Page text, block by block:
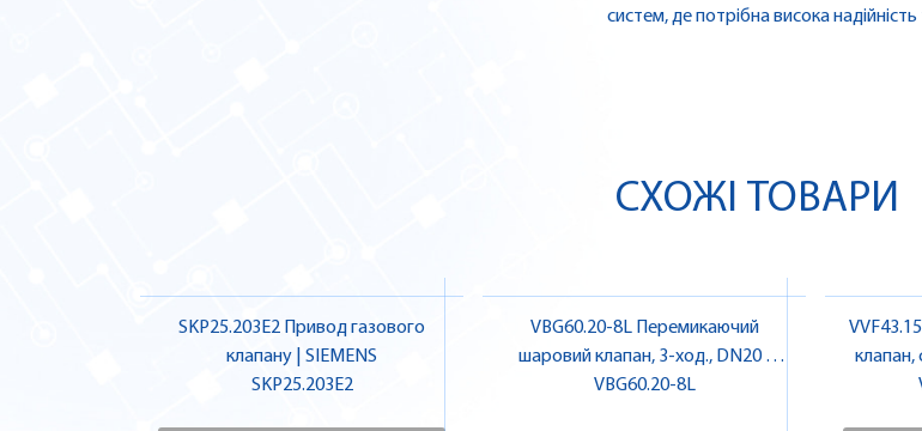
систем, де потрібна висока
СХОЖІ ТОВАРИ
SKP25.203E2 Привод газового
клапану | SIEMENS
SKP25.203E2
VBG60.20-8L Перемикаючий
шаровий клапан, 3-ход., DN20 |
SIEMENS
VBG60.20-8L
клапан,
315, з